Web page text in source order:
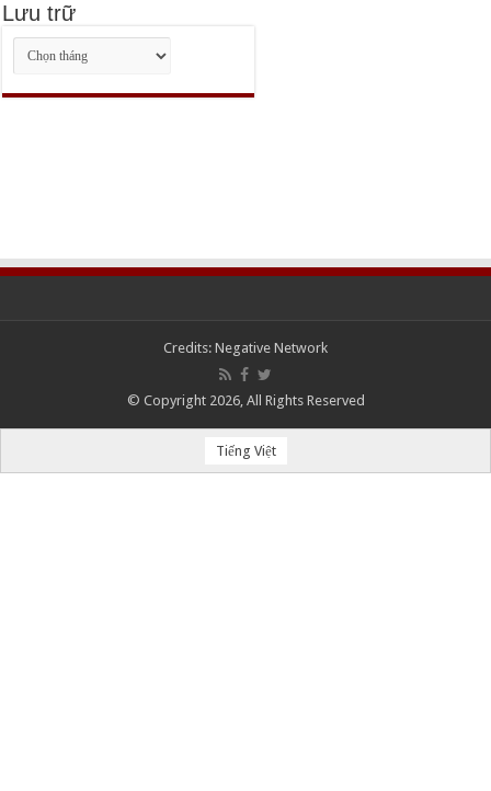
Lưu trữ
Lưu
trữ
Credits: Negative Network
© Copyright 2026, All Rights Reserved
Tiếng Việt